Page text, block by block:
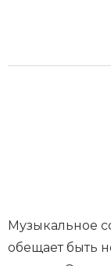
Музыкальное
обещает быть